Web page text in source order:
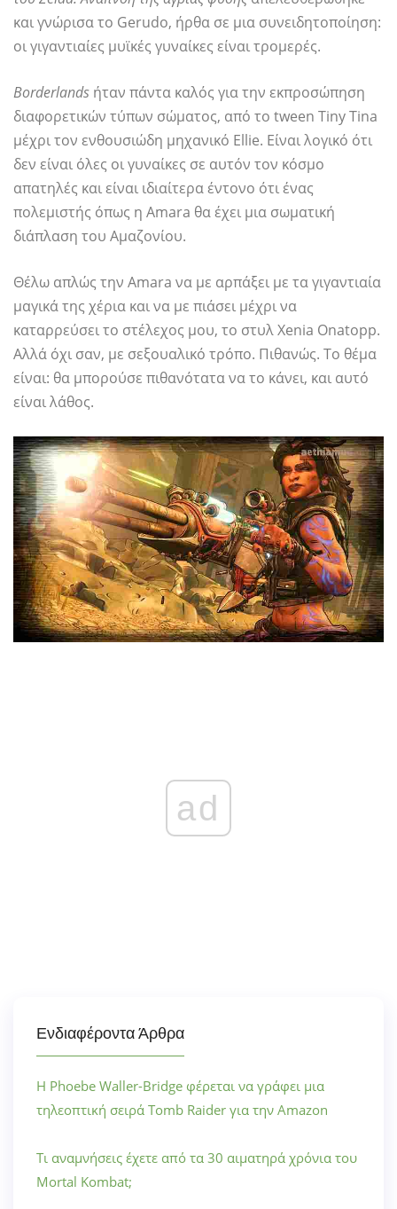
και γνώρισα το Gerudo, ήρθα σε μια συνειδητοποίηση:
οι γιγαντιαίες μυϊκές γυναίκες είναι τρομερές.
Borderlands ήταν πάντα καλός για την εκπροσώπηση
διαφορετικών τύπων σώματος, από το tween Tiny Tina
μέχρι τον ενθουσιώδη μηχανικό Ellie. Είναι λογικό ότι
δεν είναι όλες οι γυναίκες σε αυτόν τον κόσμο
απατηλές και είναι ιδιαίτερα έντονο ότι ένας
πολεμιστής όπως η Amara θα έχει μια σωματική
διάπλαση του Αμαζονίου.
Θέλω απλώς την Amara να με αρπάξει με τα γιγαντιαία
μαγικά της χέρια και να με πιάσει μέχρι να
καταρρεύσει το στέλεχος μου, το στυλ Xenia Onatopp.
Αλλά όχι σαν, με σεξουαλικό τρόπο. Πιθανώς. Το θέμα
είναι: θα μπορούσε πιθανότατα να το κάνει, και αυτό
είναι λάθος.
ad
Ενδιαφέροντα Άρθρα
Η Phoebe Waller-Bridge φέρεται να γράφει μια
τηλεοπτική σειρά Tomb Raider για την Amazon
Τι αναμνήσεις έχετε από τα 30 αιματηρά χρόνια του
Mortal Kombat;